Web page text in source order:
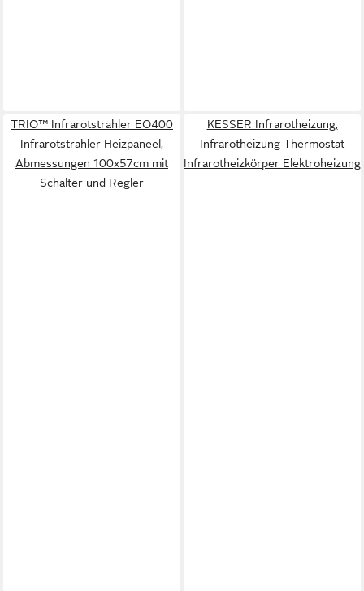
TRIO™ Infrarotstrahler EO400
Infrarotstrahler Heizpaneel,
Abmessungen 100x57cm mit
Schalter und Regler
KESSER Infrarotheizung,
Infrarotheizung Thermostat
Infrarotheizkörper Elektroheizung